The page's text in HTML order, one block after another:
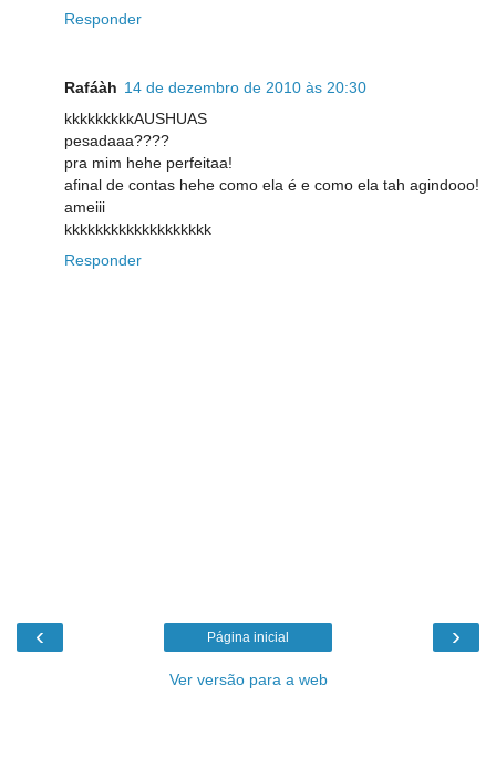
Responder
Rafáàh 14 de dezembro de 2010 às 20:30
kkkkkkkkkAUSHUAS
pesadaaa????
pra mim hehe perfeitaa!
afinal de contas hehe como ela é e como ela tah agindooo!
ameiii
kkkkkkkkkkkkkkkkkkk
Responder
‹ ›
Página inicial
Ver versão para a web